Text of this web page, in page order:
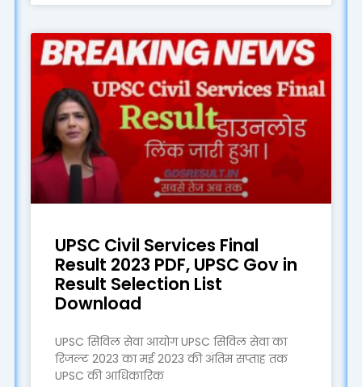
UPSC Civil Services Final
Result 2023 PDF, UPSC Gov in
Result Selection List
Download
UPSC सिविल सेवा आयोग UPSC सिविल सेवा का
रिजल्ट 2023 का मई 2023 की अंतिम सप्ताह तक
UPSC की आधिकारिक